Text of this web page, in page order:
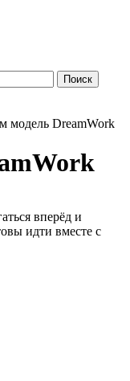
Поиск
модель DreamWork
вперёд и
идти вместе с